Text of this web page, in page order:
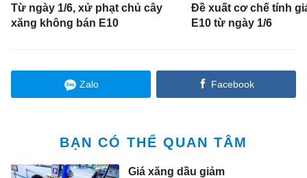
Từ ngày 1/6, xử phạt chủ cây
xăng không bán E10
Đề xuất cơ chế tính
E10 từ ngày 1/6
Zalo Facebook
BẠN CÓ THỂ QUAN TÂM
Giá xăng dầu giảm